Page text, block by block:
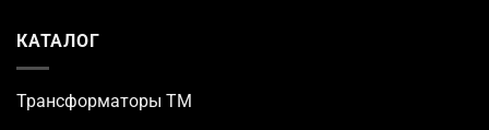
КАТАЛОГ
Трансформаторы TM